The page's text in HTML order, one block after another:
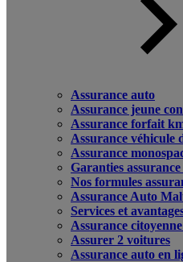
Assurance auto
Assurance jeune
Assurance forfait
Assurance véhicule
Assurance
Garanties
Nos formules
Assurance Auto
Services et
Assurance
Assurer 2 voitures
Assurance auto en